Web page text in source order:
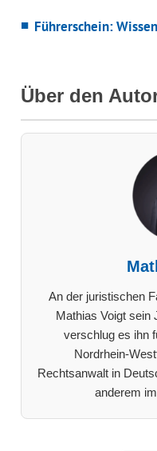
Führerschein:
Über den
An der juristischen
Mathias Voigt sein
verschlug es ihn
Nordrhein-
Rechtsanwalt in
anderem